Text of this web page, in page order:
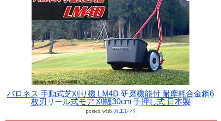
バロネス 手動式芝刈り機 LM4D 研磨機能付 耐摩耗合金鋼6
枚刃リール式モア 刈幅30cm 手押し式 日本製
posted with カエレバ